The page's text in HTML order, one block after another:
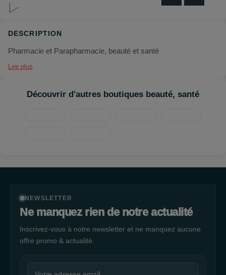
DESCRIPTION
Pharmacie et Parapharmacie, beauté et santé
Lire plus
Découvrir d'autres boutiques beauté, santé
NEWSLETTER
Ne manquez rien de notre actualité
Inscrivez-vous à notre newsletter et ne manquez aucune
offre promo & actualité.